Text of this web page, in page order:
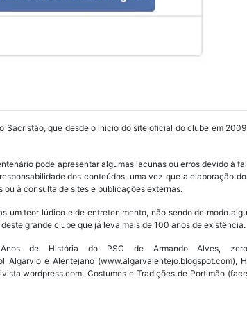
Sacristão, que desde o inicio do site oficial do clube em
pode apresentar algumas lacunas ou erros devido à
dos conteúdos, uma vez que a elaboração
ou à consulta de sites e publicações externas.
um teor lúdico e de entretenimento, não sendo de modo
grande clube que já leva mais de 100 anos de existência.
de História do PSC de Armando Alves,
Algarvio e Alentejano
Costumes e Tradições de Portimão